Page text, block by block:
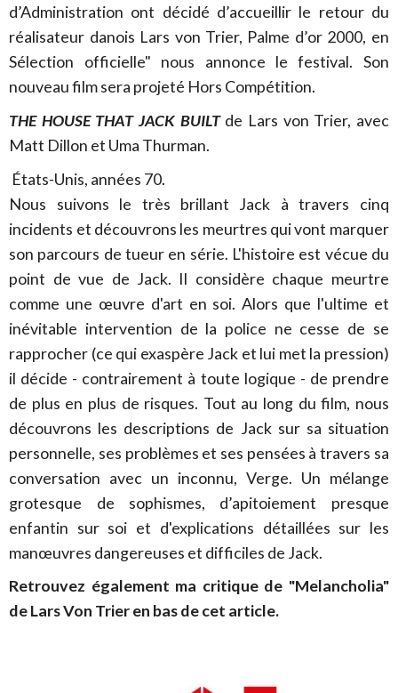
d’Administration ont décidé d’accueillir le retour du
réalisateur danois Lars von Trier, Palme d’or 2000, en
Sélection officielle" nous annonce le festival. Son
nouveau film sera projeté Hors Compétition.
THE HOUSE THAT JACK BUILTde Lars von Trier, avec
Matt Dillon et Uma Thurman.
États-Unis, années 70.
Nous suivons le très brillant Jack à travers cinq
incidents et découvrons les meurtres qui vont marquer
son parcours de tueur en série. L'histoire est vécue du
point de vue de Jack. Il considère chaque meurtre
comme une œuvre d'art en soi. Alors que l'ultime et
inévitable intervention de la police ne cesse de se
rapprocher (ce qui exaspère Jack et lui met la pression)
il décide - contrairement à toute logique - de prendre
de plus en plus de risques. Tout au long du film, nous
découvrons les descriptions de Jack sur sa situation
personnelle, ses problèmes et ses pensées à travers sa
conversation avec un inconnu, Verge. Un mélange
grotesque de sophismes, d’apitoiement presque
enfantin sur soi et d'explications détaillées sur les
manœuvres dangereuses et difficiles de Jack.
Retrouvez également ma critique de "Melancholia"
de Lars Von Trier en bas de cet article.